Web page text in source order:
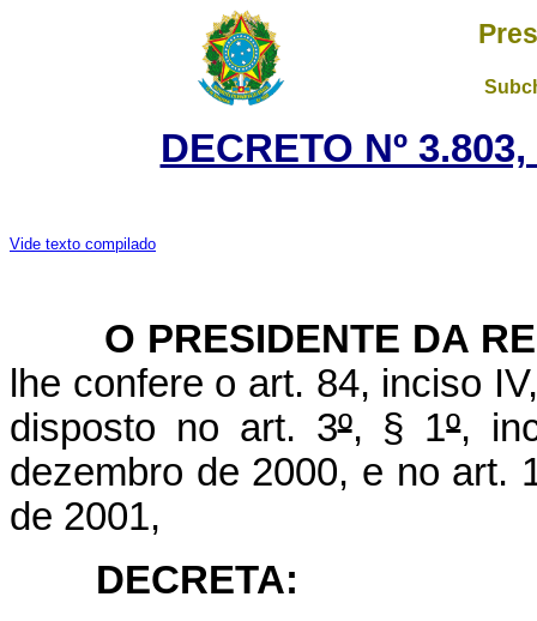
DECRETO Nº
Vide texto compilado
O PRESIDENTE DA
lhe confere o art. 84, inciso
disposto no art. 3º, § 1º,
dezembro de 2000, e no art.
de 2001,
DECRETA: